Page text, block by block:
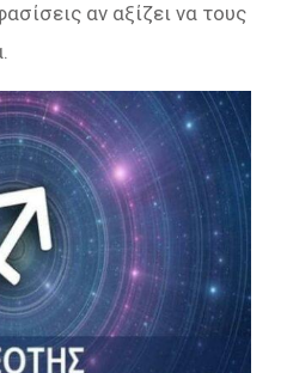
αν αξίζει να τους